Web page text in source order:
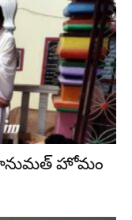
హోమం